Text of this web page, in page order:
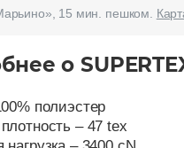
15 мин. пешком.
о
полиэстер
– 47 tex